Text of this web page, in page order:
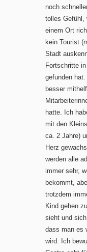
noch
tolles Gefühl,
einem Ort
kein Tourist
Stadt
Fortschritte
gefunden
besser
hatte. Ich
mit den
ca. 2 Jahre)
Herz
werden alle
immer sehr,
bekommt,
trotzdem
Kind gehen
sieht und
dass man es
wird. Ich